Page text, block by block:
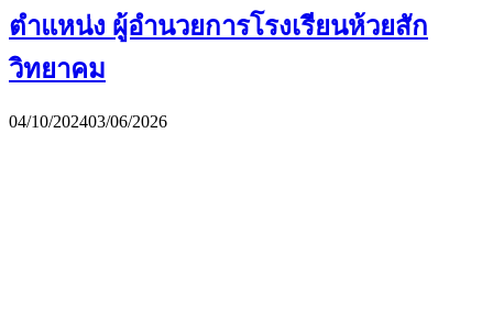
ตำแหน่ง ผู้อำนวยการโรงเรียนห้วยสัก
วิทยาคม
04/10/202403/06/2026